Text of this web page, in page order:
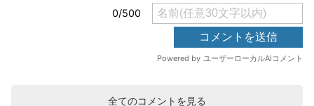
全てのコメントを見る